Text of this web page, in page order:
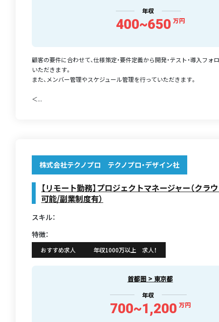
年収
400~650 万円
顧客の要件に合わせて、仕様策定・要件定義から開発・テスト・導入フォ
いただきます。
また、メンバー管理やスケジュール管理を行っていただきます。
＜...
株式会社テクノプロ テクノプロ・デザイン社
【リモート勤務】プロジェクトマネージャー（クラ
可能/副業制度有）
スキル：
特徴：
おすすめ求人 年収1000万以上 求人！
首都圏 > 東京都
年収
700~1,200 万円